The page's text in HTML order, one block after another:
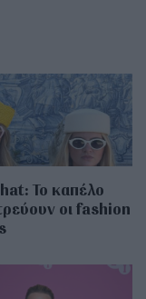
Το καπέλο
οι fashion